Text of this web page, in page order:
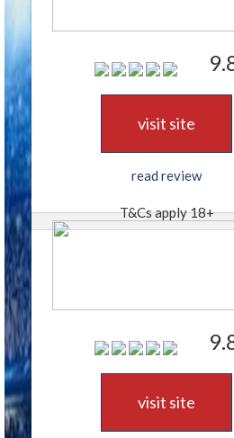
visit site
read review
T&Cs apply 18+
visit site